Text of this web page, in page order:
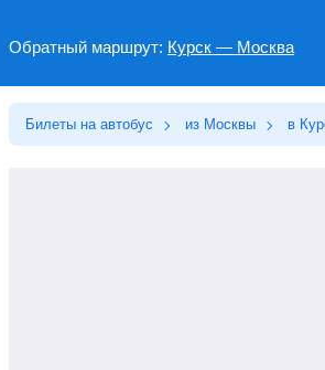
Обратный маршрут: Курск — Москва
Билеты на автобус из Москвы в